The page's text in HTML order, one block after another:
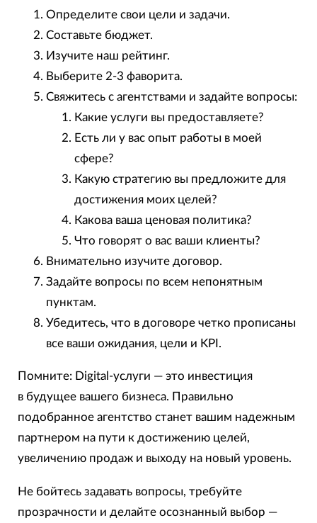
Определите свои цели и задачи.
Составьте бюджет.
Изучите наш рейтинг.
Выберите 2-3 фаворита.
Свяжитесь с агентствами и задайте вопросы:
Какие услуги вы предоставляете?
Есть ли у вас опыт работы в моей
сфере?
Какую стратегию вы предложите для
достижения моих целей?
Какова ваша ценовая политика?
Что говорят о вас ваши клиенты?
Внимательно изучите договор.
Задайте вопросы по всем непонятным
пунктам.
Убедитесь, что в договоре четко прописаны
все ваши ожидания, цели и KPI.
Помните: Digital-услуги — это инвестиция
в будущее вашего бизнеса. Правильно
подобранное агентство станет вашим надежным
партнером на пути к достижению целей,
увеличению продаж и выходу на новый уровень.
Не бойтесь задавать вопросы, требуйте
прозрачности и делайте осознанный выбор —